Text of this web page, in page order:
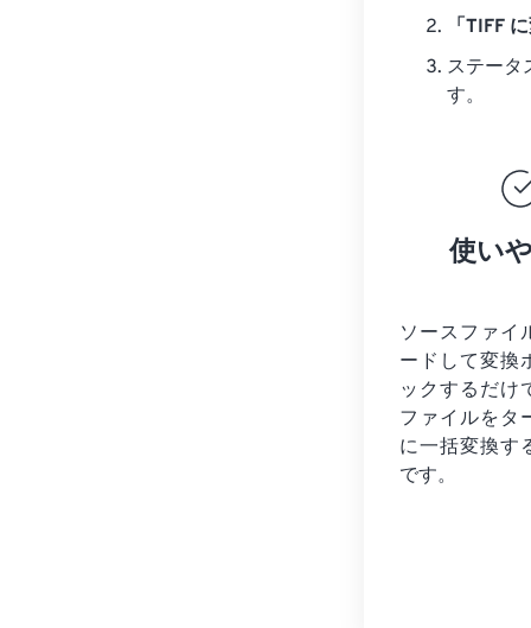
「TIFF
ステータ
す。
使い
ソースファイ
ードして変換
ックするだけ
ファイルを タ
に一括変換す
です。